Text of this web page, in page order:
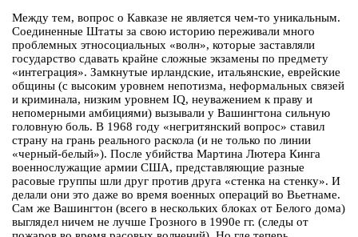
Между тем, вопрос о Кавказе не является чем-то уникальным.
Соединенные Штаты за свою историю переживали много
проблемных этносоциальных «волн», которые заставляли
государство сдавать крайне сложные экзамены по предмету
«интеграция». Замкнутые ирландские, итальянские, еврейские
общины (с высоким уровнем непотизма, неформальных связей
и криминала, низким уровнем IQ, неуважением к праву и
непомерными амбициями) вызывали у Вашингтона сильную
головную боль. В 1968 году «негритянский вопрос» ставил
страну на грань реального раскола (и не только по линии
«черный-белый»). После убийства Мартина Лютера Кинга
военнослужащие армии США, представляющие разные
расовые группы шли друг против друга «стенка на стенку». И
делали они это даже во время военных операций во Вьетнаме.
Сам же Вашингтон (всего в нескольких блоках от Белого дома)
выглядел ничем не лучше Грозного в 1990е гг. (следы от